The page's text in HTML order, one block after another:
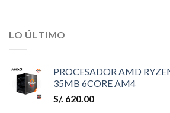
LO ÚLTIMO
PROCESADOR AMD
35MB 6CORE AM4
S/. 620.00